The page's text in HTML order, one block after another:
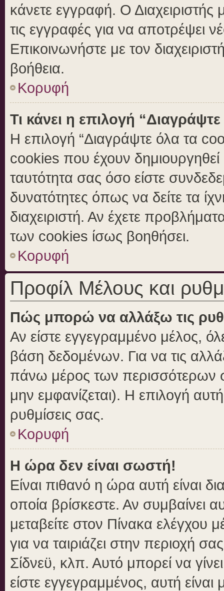
κάνετε εγγραφή. Ο Διαχειριστής
τις εγγραφές για να αποτρέψει
Επικοινωνήστε με τον
βοήθεια.
Κορυφή
Τι κάνει η επιλογή
Η επιλογή “Διαγράψτε όλα τα
cookies που έχουν
ταυτότητα σας όσο είστε
δυνατότητες όπως να δείτε τα
διαχειριστή. Αν έχετε
των cookies ίσως βοηθήσει.
Κορυφή
Προφίλ Μέλους και
Πώς μπορώ να αλλάξω τις
Αν είστε εγγεγραμμένο μέλος,
βάση δεδομένων. Για να τις
πάνω μέρος των περισσότερων
μην εμφανίζεται). Η επιλογή
ρυθμίσεις σας.
Κορυφή
Η ώρα δεν είναι σωστή!
Είναι πιθανό η ώρα αυτή είναι
οποία βρίσκεστε. Αν συμβαίνει
μεταβείτε στον Πίνακα ελέγχου
για να ταιριάζει στην περιοχή
Σίδνεϋ, κλπ. Αυτό μπορεί να
είστε εγγεγραμμένος, αυτή είναι